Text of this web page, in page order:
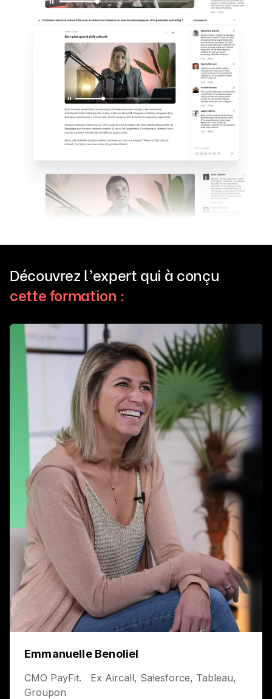
Découvrez l’expert qui à conçu
cette formation :
Emmanuelle Benoliel
CMO PayFit. Ex Aircall, Salesforce, Tableau,
Groupon